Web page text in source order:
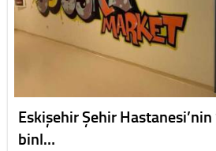
Eskişehir Şehir
binl…